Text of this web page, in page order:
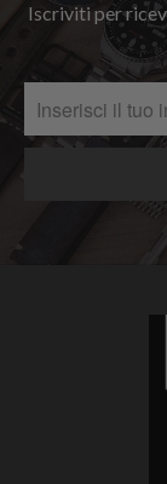
Iscriviti per